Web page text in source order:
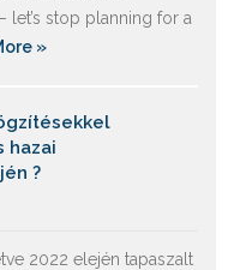
let’s stop planning for a
»
hazai
?
2022 elején tapaszalt